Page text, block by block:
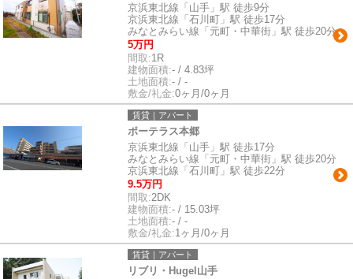
京浜東北線「山手」駅 徒歩9分
京浜東北線「石川町」駅 徒歩17分
みなとみらい線「元町・中華街」駅 徒歩20分
5万円
間取:1R
建物面積:- / 4.83坪
土地面積:- / -
敷金/礼金:0ヶ月/0ヶ月
賃貸｜アパート
ポーテラス本郷
京浜東北線「山手」駅 徒歩17分
みなとみらい線「元町・中華街」駅 徒歩20分
京浜東北線「石川町」駅 徒歩22分
9.5万円
間取:2DK
建物面積:- / 15.03坪
土地面積:- / -
敷金/礼金:1ヶ月/0ヶ月
賃貸｜アパート
リブリ・Hugel山手